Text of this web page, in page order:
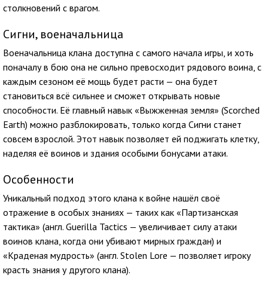
столкновений с врагом.
Сигни, военачальница
Военачальница клана доступна с самого начала игры, и хоть
поначалу в бою она не сильно превосходит рядового воина, с
каждым сезоном её мощь будет расти — она будет
становиться всё сильнее и сможет открывать новые
способности. Её главный навык «Выжженная земля» (Scorched
Earth) можно разблокировать, только когда Сигни станет
совсем взрослой. Этот навык позволяет ей поджигать клетку,
наделяя её воинов и здания особыми бонусами атаки.
Особенности
Уникальный подход этого клана к войне нашёл своё
отражение в особых знаниях — таких как «Партизанская
тактика» (англ. Guerilla Tactics — увеличивает силу атаки
воинов клана, когда они убивают мирных граждан) и
«Краденая мудрость» (англ. Stolen Lore — позволяет игроку
красть знания у другого клана).